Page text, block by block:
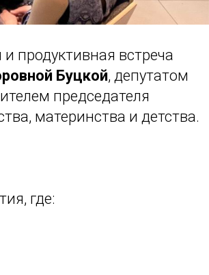
и продуктивная встреча
Буцкой, депутатом
председателя
материнства и детства.
где: